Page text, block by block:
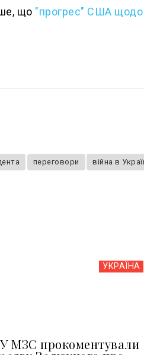
що "прогрес" США щодо
переговори війна в
УКРАЇНА
У МЗС прокоментували